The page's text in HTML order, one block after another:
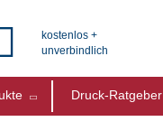
kostenlos +
unverbindlich
Druck-Ratgeber